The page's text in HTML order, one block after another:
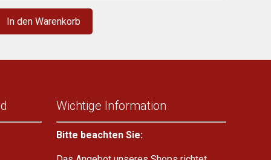
In den Warenkorb
Wichtige Information
Bitte beachten Sie: